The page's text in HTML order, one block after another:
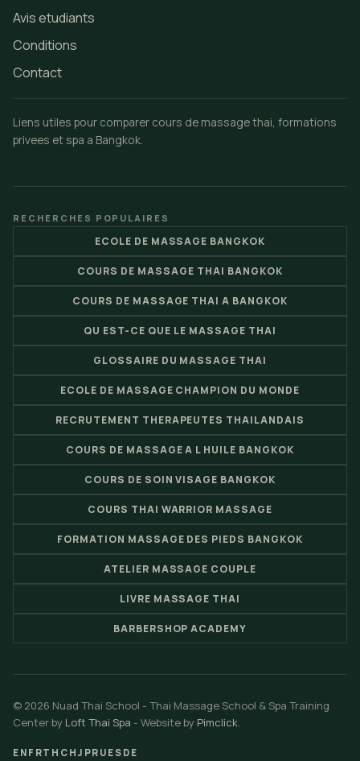
Avis etudiants
Conditions
Contact
Liens utiles pour comparer cours de massage thai, formations
privees et spa a Bangkok.
RECHERCHES POPULAIRES
ECOLE DE MASSAGE BANGKOK
COURS DE MASSAGE THAI BANGKOK
COURS DE MASSAGE THAI A BANGKOK
QU EST-CE QUE LE MASSAGE THAI
GLOSSAIRE DU MASSAGE THAI
ECOLE DE MASSAGE CHAMPION DU MONDE
RECRUTEMENT THERAPEUTES THAILANDAIS
COURS DE MASSAGE A L HUILE BANGKOK
COURS DE SOIN VISAGE BANGKOK
COURS THAI WARRIOR MASSAGE
FORMATION MASSAGE DES PIEDS BANGKOK
ATELIER MASSAGE COUPLE
LIVRE MASSAGE THAI
BARBERSHOP ACADEMY
© 2026 Nuad Thai School - Thai Massage School & Spa Training
Center by Loft Thai Spa - Website by Pimclick.
EN FRTH CHJPRU ES DE